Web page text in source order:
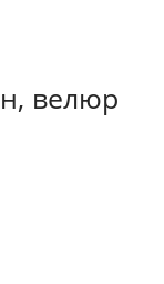
велюр